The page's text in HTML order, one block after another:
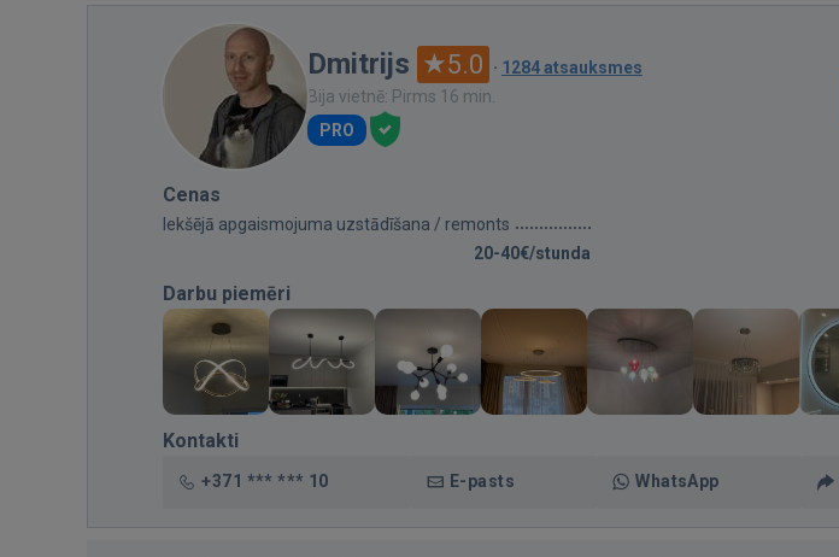
Dmitrijs 5.0 · 1284 atsauksmes
Bija vietnē: Pirms 16 min.
PRO
Cenas
Iekšējā apgaismojuma uzstādīšana / remonts
20-40€/stunda
Darbu piemēri
Kontakti
+371 *** *** 10 E-pasts WhatsApp